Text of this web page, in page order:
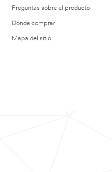
Preguntas sobre el producto
Dónde comprar
Mapa del sitio